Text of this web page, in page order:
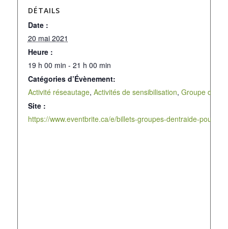
DÉTAILS
Date :
20 mai 2021
Heure :
19 h 00 min - 21 h 00 min
Catégories d’Évènement:
Activité réseautage, Activités de sensibilisation, Groupe de
Site :
https://www.eventbrite.ca/e/billets-groupes-dentraide-pour-